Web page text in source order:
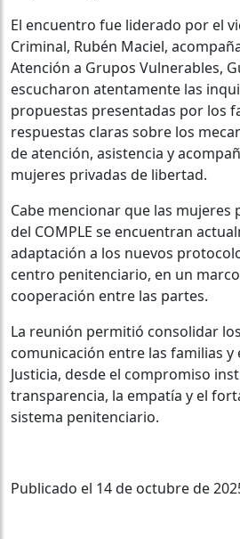
El encuentro fue liderado por el
Criminal, Rubén Maciel,
Atención a Grupos Vulnerables,
escucharon atentamente las
propuestas presentadas por los
respuestas claras sobre los
de atención, asistencia y
mujeres privadas de libertad.
Cabe mencionar que las mujeres
del COMPLE se encuentran
adaptación a los nuevos
centro penitenciario, en un
cooperación entre las partes.
La reunión permitió consolidar
comunicación entre las familias
Justicia, desde el compromiso
transparencia, la empatía y el
sistema penitenciario.
Publicado el 14 de octubre de